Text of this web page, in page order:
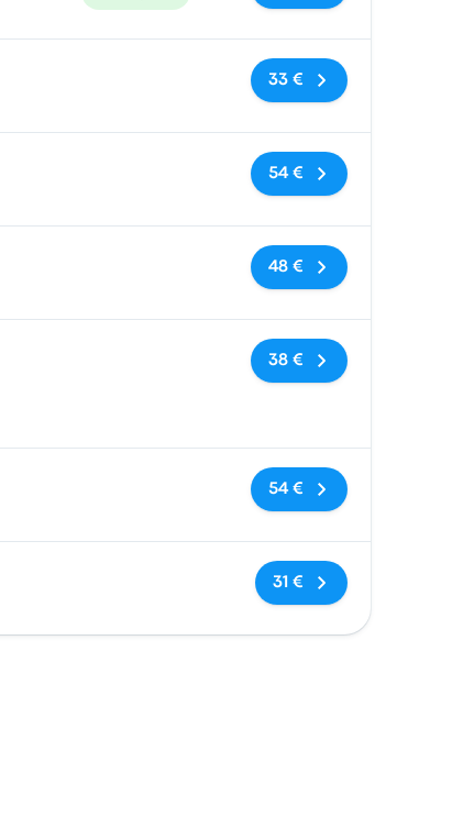
Nessun tag
33 €
Nessun tag
54 €
Nessun tag
48 €
Nessun tag
38 €
Nessun tag
54 €
Nessun tag
31 €